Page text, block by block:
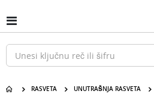
na
sadržaj
Uključi
/
isključi
Nav
RASVETA UNUTRAŠNJA RASVETA